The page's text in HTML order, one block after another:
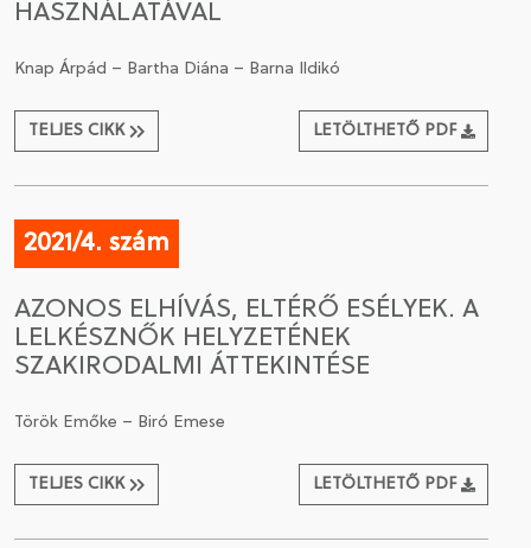
HASZNÁLATÁVAL
Knap Árpád – Bartha Diána – Barna Ildikó
TELJES CIKK LETÖLTHETŐ PDF
2021/4. szám
AZONOS ELHÍVÁS, ELTÉRŐ ESÉLYEK. A
LELKÉSZNŐK HELYZETÉNEK
SZAKIRODALMI ÁTTEKINTÉSE
Török Emőke – Biró Emese
TELJES CIKK LETÖLTHETŐ PDF